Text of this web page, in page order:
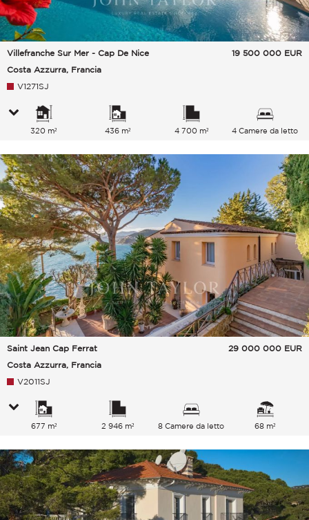
Villefranche Sur Mer - Cap De Nice
Costa Azzurra, Francia
19 500 000 EUR
V1271SJ
320 m² 436 m² 4 700 m² 4 Camere da letto
Saint Jean Cap Ferrat
Costa Azzurra, Francia
29 000 000 EUR
V2011SJ
677 m² 2 946 m² 8 Camere da letto 68 m²